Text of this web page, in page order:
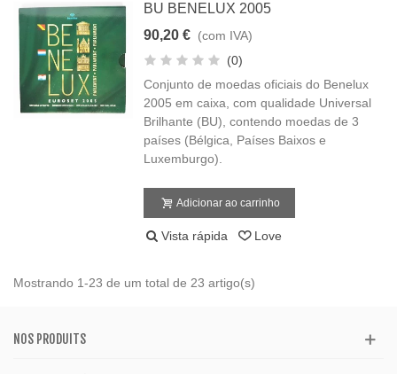
BU BENELUX 2005
90,20 € (com IVA)
(0)
Conjunto de moedas oficiais do Benelux
2005 em caixa, com qualidade Universal
Brilhante (BU), contendo moedas de 3
países (Bélgica, Países Baixos e
Luxemburgo).
Adicionar ao carrinho
Vista rápida Love
Mostrando 1-23 de um total de 23 artigo(s)
NOS PRODUITS